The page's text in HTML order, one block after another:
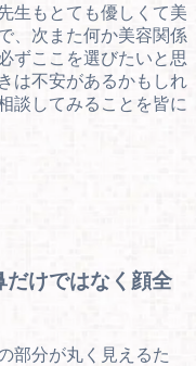
生もとても優しくて美
、次また何か美容関係
ずここを選びたいと思
は不安があるかもしれ
談してみることを皆に
だけではなく顔全
部分が丸く見えるた